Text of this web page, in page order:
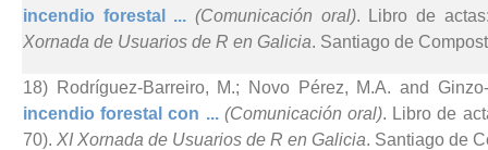
incendio forestal ... (Comunicación oral). Libro de
Xornada de Usuarios de R en Galicia. Santiago de
18) Rodríguez-Barreiro, M.; Novo Pérez, M.A. and
incendio forestal con ... (Comunicación oral). Libro de
70). XI Xornada de Usuarios de R en Galicia. Santiago de